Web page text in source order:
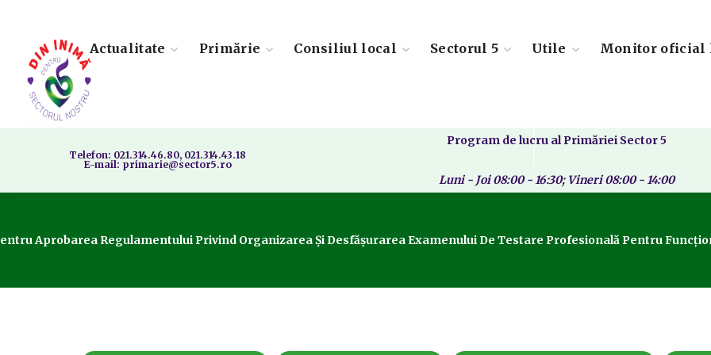
Actualitate Primărie Consiliul local Sectorul 5 Utile Monitor oficial
Telefon: 021.314.46.80, 021.314.43.18
E-mail: primarie@sector5.ro
Program de lucru al Primăriei Sector 5
Luni - Joi 08:00 - 16:30; Vineri 08:00 - 14:00
Aprobarea Regulamentului Privind Organizarea Și Desfășurarea Examenului De Testare Profesională Pentru